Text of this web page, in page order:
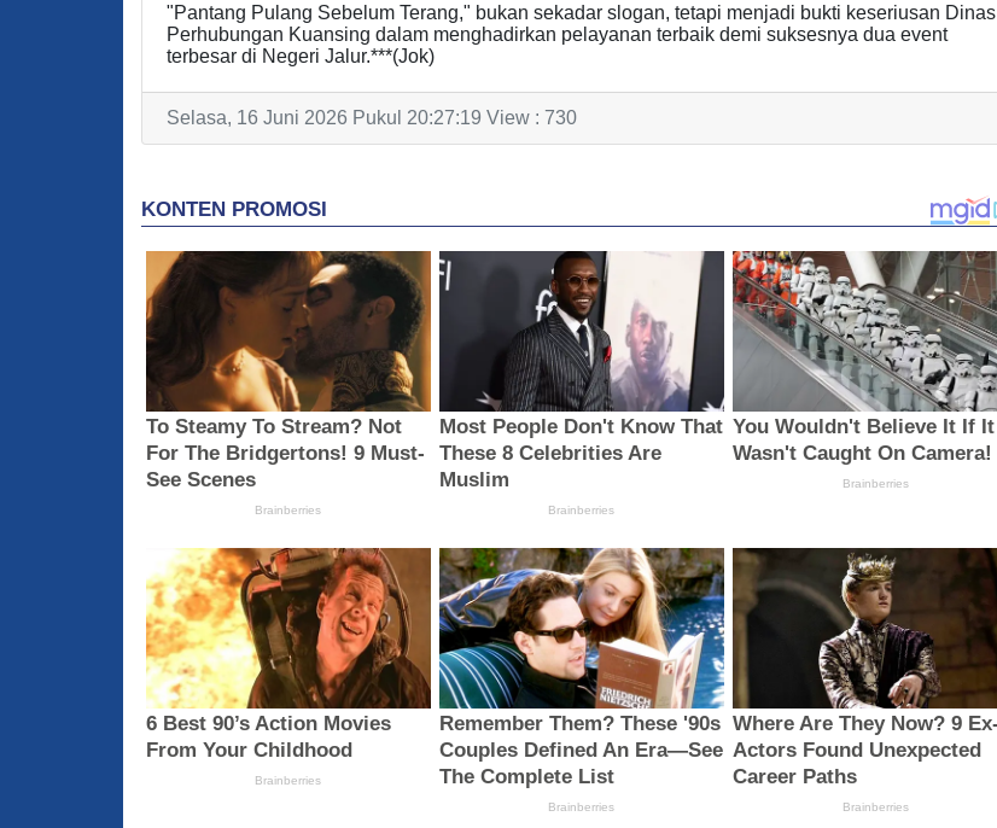
"Pantang Pulang Sebelum Terang," bukan sekadar slogan, tetapi menjadi bukti keseriusan Dinas
Perhubungan Kuansing dalam menghadirkan pelayanan terbaik demi suksesnya dua event
terbesar di Negeri Jalur.***(Jok)
Selasa, 16 Juni 2026 Pukul 20:27:19 View : 730